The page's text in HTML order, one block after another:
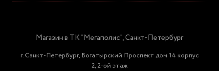
Магазин в ТК "Мегаполис", Санкт-Петербург
г. Санкт-Петербург, Богатырский Проспект дом 14 корпус
2, 2-ой этаж